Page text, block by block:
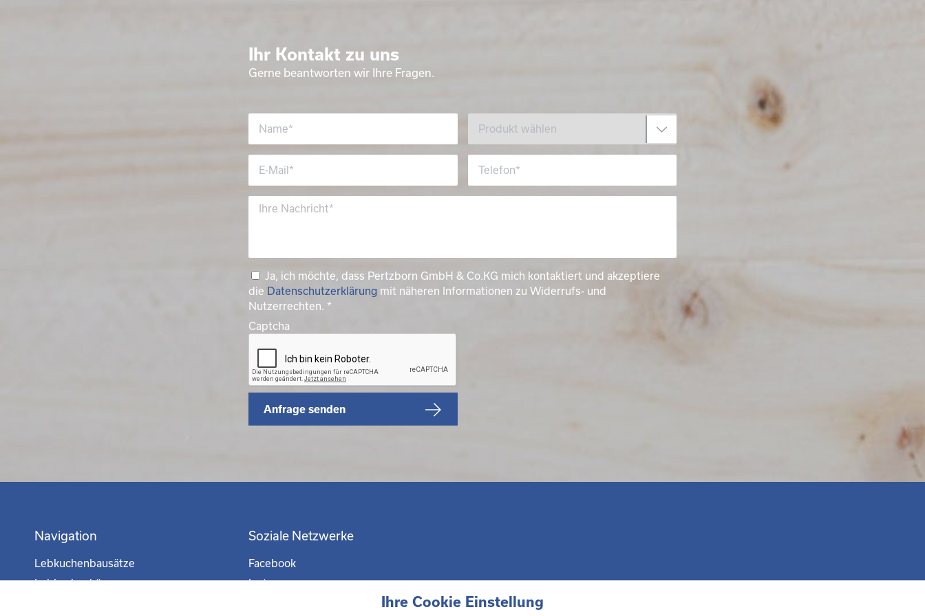
Ihr Kontakt zu uns
Gerne beantworten wir Ihre Fragen.
Ja, ich möchte, dass Pertzborn GmbH & Co.KG mich kontaktiert und akzeptiere
die Datenschutzerklärung mit näheren Informationen zu Widerrufs- und
Nutzerrechten. *
Captcha
Anfrage senden
Navigation
Lebkuchenbausätze
Lebkuchenhäuser
Soziale Netzwerke
Facebook
Instagram
Ihre Cookie Einstellung